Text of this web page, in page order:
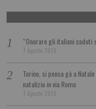
“Onorare gli italiani caduti
7 Agosto 2026
Torino, si pensa gà a
natalizio in via Roma
7 Agosto 2026